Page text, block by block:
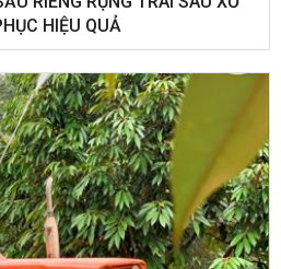
HIỆU QUẢ